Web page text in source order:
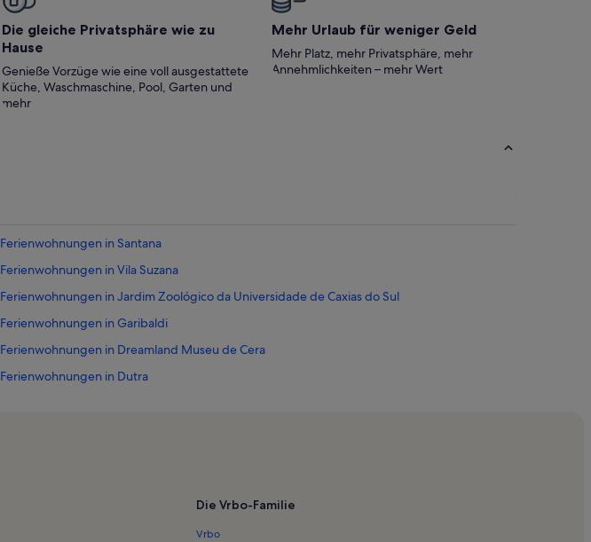
Die gleiche Privatsphäre wie zu
Hause
Genieße Vorzüge wie eine voll ausgestattete
Küche, Waschmaschine, Pool, Garten und
mehr
Mehr Urlaub für weniger Geld
Mehr Platz, mehr Privatsphäre, mehr
Annehmlichkeiten – mehr Wert
Ferienwohnungen in Santana
Ferienwohnungen in Vila Suzana
Ferienwohnungen in Jardim Zoológico da Universidade de Caxias do Sul
Ferienwohnungen in Garibaldi
Ferienwohnungen in Dreamland Museu de Cera
Ferienwohnungen in Dutra
Ferienwohnungen in Teatro da UFRGS – Salão de Atos
Die Vrbo-Familie
Vrbo